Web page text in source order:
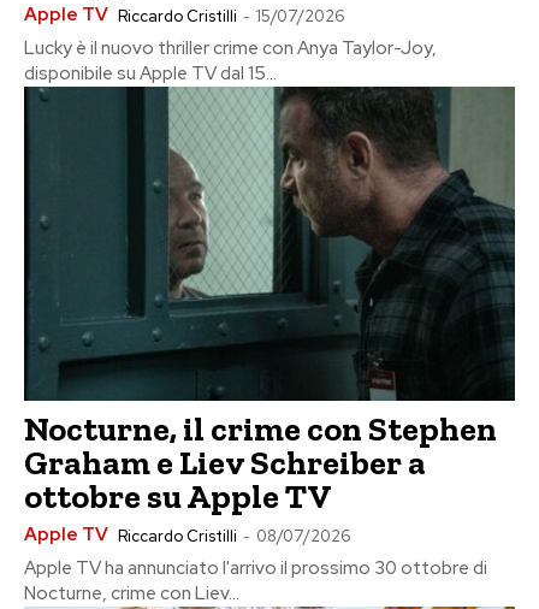
Apple TV Riccardo Cristilli - 15/07/2026
Lucky è il nuovo thriller crime con Anya Taylor-Joy,
disponibile su Apple TV dal 15...
Nocturne, il crime con Stephen
Graham e Liev Schreiber a
ottobre su Apple TV
Apple TV Riccardo Cristilli - 08/07/2026
Apple TV ha annunciato l'arrivo il prossimo 30 ottobre di
Nocturne, crime con Liev...